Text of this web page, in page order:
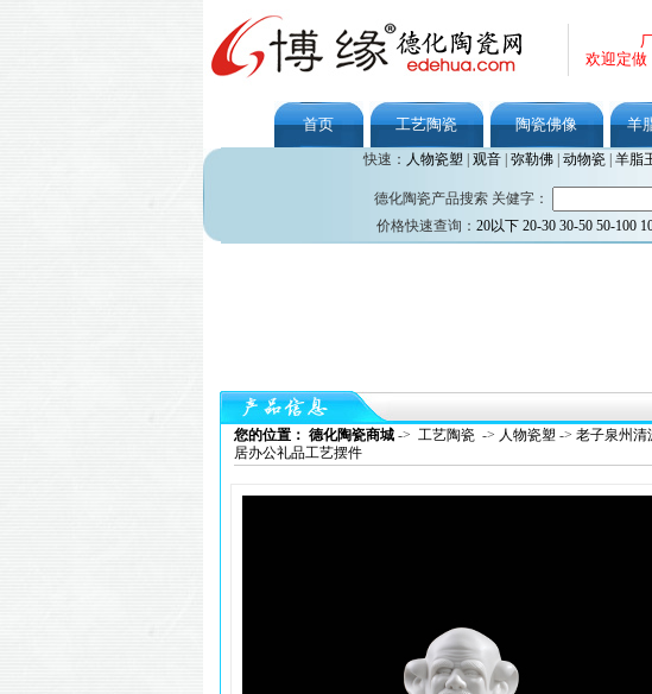
欢迎定做
首页 工艺陶瓷 陶瓷佛像 羊
快速： 人物瓷塑 观音| 弥勒佛| 动物瓷| 羊脂
德化陶瓷产品搜索 关健字：
价格快速查询： 20以下 20-30 30-50 50-100
您的位置： 德化陶瓷商城 -> 工艺陶瓷 -> 人物瓷塑 -> 老子泉州清
居办公礼品工艺摆件